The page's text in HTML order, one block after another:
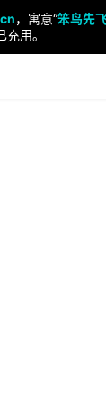
，寓意“笨鸟先
用。